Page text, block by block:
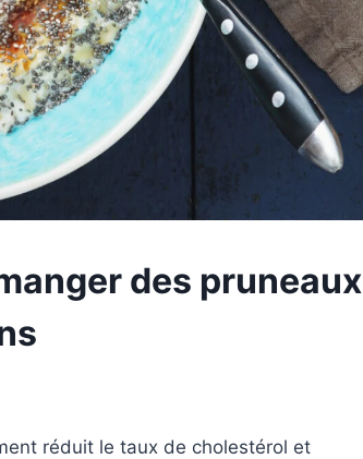
des pruneaux
réduit le taux de cholestérol et